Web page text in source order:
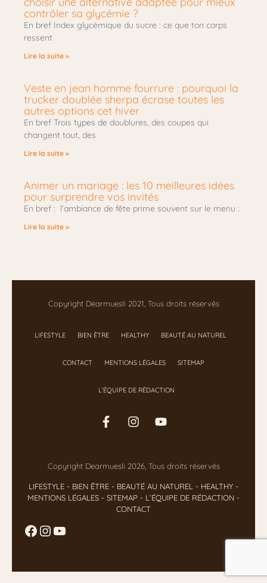
contrôler sa glycémie ?
En bref Index glycémique du sucre : ce que ton corps
ressent
Lire la suite »
Veste en jean homme fourrure : pourquoi la
trucker doublée sherpa écrase toutes les
autres options cet hiver
En bref Trois types de doublures, des coupes qui
changent tout, des
Lire la suite »
Animer un mariage : les 10 meilleures idées
pour surprendre vos invités
En bref : l’ambiance de fête prime souvent sur le menu :
Lire la suite »
Copyright Dearmuesli 2021, Tous droits réservés
LIFESTYLE BIEN ÊTRE HEALTHY BEAUTÉ AU NATUREL
CONTACT MENTIONS LÉGALES SITEMAP
L’ÉQUIPE DE RÉDACTION
Copyright Dearmuesli 2026, Tous droits réservés
LIFESTYLE - BIEN ÊTRE - BEAUTÉ AU NATUREL - HEALTHY -
MENTIONS LÉGALES - SITEMAP - L’ÉQUIPE DE RÉDACTION -
CONTACT